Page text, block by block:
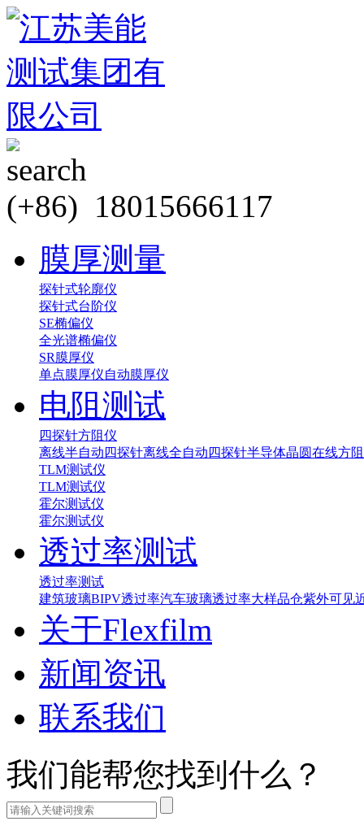
(+86) 18015666117
膜厚测量
探针式轮廓仪
探针式台阶仪
SE椭偏仪
全光谱椭偏仪
SR膜厚仪
单点膜厚仪自动膜厚仪
电阻测试
四探针方阻仪
离线半自动四探针离线全自动四探针半导体晶圆在线方
TLM测试仪
TLM测试仪
霍尔测试仪
霍尔测试仪
透过率测试
透过率测试
建筑玻璃BIPV透过率汽车玻璃透过率大样品仓紫外可见
关于Flexfilm
新闻资讯
联系我们
我们能帮您找到什么？